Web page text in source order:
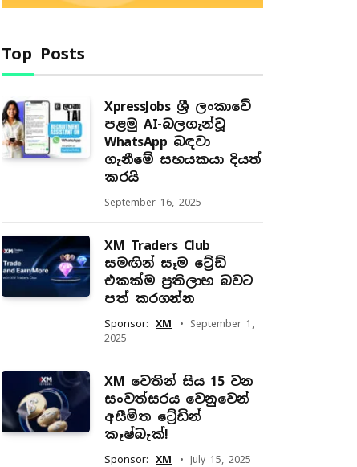
Top Posts
XpressJobs ශ්‍රී ලංකාවේ
පළමු AI-බලගැන්වූ
WhatsApp බඳවා
ගැනීමේ සහයකයා දියත්
කරයි
September 16, 2025
XM Traders Club
සමඟින් සෑම ට්‍රේඩ්
එකක්ම ප්‍රතිලාභ බවට
පත් කරගන්න
Sponsor: XM
September 1,
2025
XM වෙතින් සිය 15 වන
සංවත්සරය වෙනුවෙන්
අසීමිත ට්‍රේඩින්
කෑෂ්බැක්!
Sponsor: XM July 15, 2025